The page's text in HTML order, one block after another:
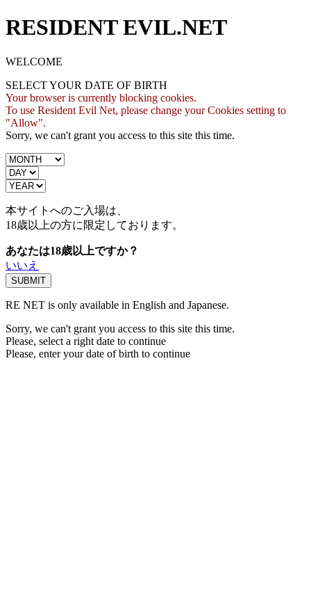
RESIDENT EVIL.NET
WELCOME
SELECT YOUR DATE OF BIRTH
Your browser is currently blocking cookies.
To use Resident Evil Net, please change your Cookies setting to
"Allow".
Sorry, we can't grant you access to this site this time.
本サイトへのご入場は、
18歳以上の方に限定しております。
あなたは18歳以上ですか？
いいえ
RE NET is only available in English and Japanese.
Sorry, we can't grant you access to this site this time.
Please, select a right date to continue
Please, enter your date of birth to continue